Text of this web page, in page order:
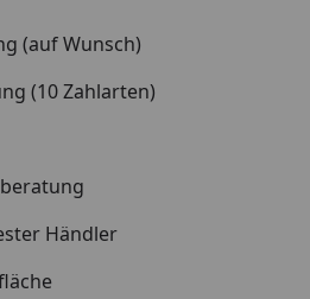
(auf Wunsch)
(10 Zahlarten)
Händler